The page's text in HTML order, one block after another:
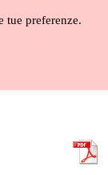
tue preferenze.